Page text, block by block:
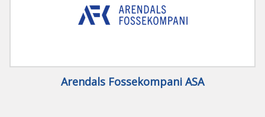
Arendals Fossekompani ASA